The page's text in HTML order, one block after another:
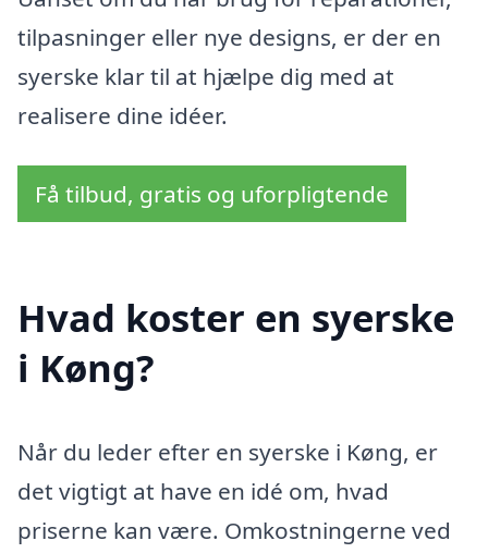
tilpasninger eller nye designs, er der en
syerske klar til at hjælpe dig med at
realisere dine idéer.
Få tilbud, gratis og uforpligtende
Hvad koster en syerske
i Køng?
Når du leder efter en syerske i Køng, er
det vigtigt at have en idé om, hvad
priserne kan være. Omkostningerne ved